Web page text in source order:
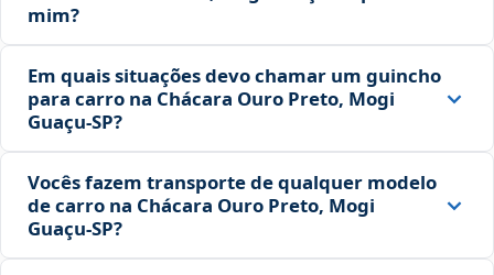
mim?
Em quais situações devo chamar um guincho
para carro na Chácara Ouro Preto, Mogi
Guaçu‑SP?
Vocês fazem transporte de qualquer modelo
de carro na Chácara Ouro Preto, Mogi
Guaçu‑SP?